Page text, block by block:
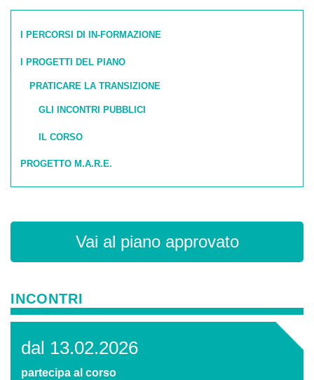
I PERCORSI DI IN-FORMAZIONE
I PROGETTI DEL PIANO
PRATICARE LA TRANSIZIONE
GLI INCONTRI PUBBLICI
IL CORSO
PROGETTO M.A.R.E.
Vai al piano approvato
INCONTRI
dal 13.02.2026
partecipa al corso